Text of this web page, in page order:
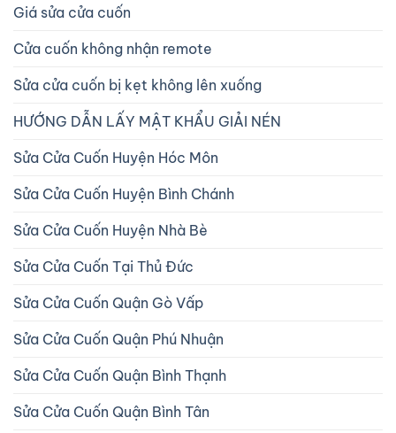
Giá sửa cửa cuốn
Cửa cuốn không nhận remote
Sửa cửa cuốn bị kẹt không lên xuống
HƯỚNG DẪN LẤY MẬT KHẨU GIẢI NÉN
Sửa Cửa Cuốn Huyện Hóc Môn
Sửa Cửa Cuốn Huyện Bình Chánh
Sửa Cửa Cuốn Huyện Nhà Bè
Sửa Cửa Cuốn Tại Thủ Đức
Sửa Cửa Cuốn Quận Gò Vấp
Sửa Cửa Cuốn Quận Phú Nhuận
Sửa Cửa Cuốn Quận Bình Thạnh
Sửa Cửa Cuốn Quận Bình Tân